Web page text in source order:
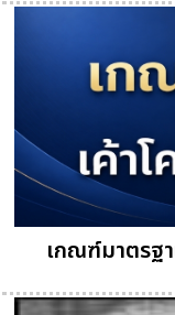
เกณฑ์มาตรฐ